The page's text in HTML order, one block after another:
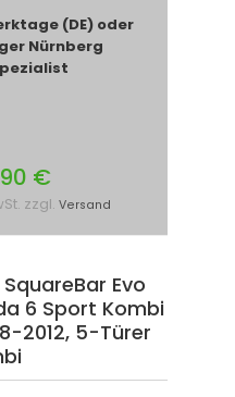
(DE) oder
Nürnberg
€
zzgl. Versand
Evo
6 Sport Kombi
2012, 5-Türer